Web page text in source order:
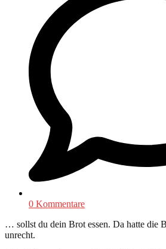
0 Kommentare
… sollst du dein Brot essen. Da hatte die
unrecht.